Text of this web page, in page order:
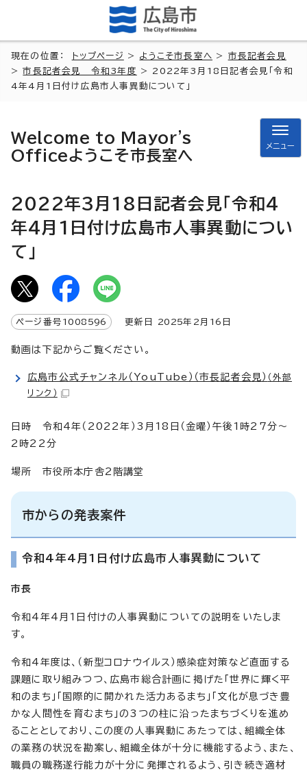
現在の位置： トップページ > ようこそ市長室へ > 市長記者会見
>市長記者会見 令和3年度
> 2022年3月18日記者会見「令和
4年4月1日付け広島市人事異動について」
Welcome to Mayor's
Officeようこそ市長室へ
メニュー
2022年3月18日記者会見「令和4
年4月1日付け広島市人事異動につい
て」
ページ番号 1008596 更新日 2025年2月 16 日
動画は下記からご覧ください。
広島市公式チャンネル（YouTube）（市長記者会見） （外部
リンク）
日時 令和4年（2022年）3月18日（金曜）午後1時27分～
2時22分
場所 市役所本庁舎2階講堂
市からの発表案件
令和4年4月1日付け広島市人事異動について
市長
令和4年4月1日付けの人事異動についての説明をいたしま
す。
令和4年度は、（新型コロナウイルス）感染症対策など直面する
課題に取り組みつつ、広島市総合計画に掲げた「世界に輝く平
和のまち」「国際的に開かれた活力あるまち」「文化が息づき豊
かな人間性を育むまち」の3つの柱に沿ったまちづくりを進め
ることとしており、この度の人事異動にあたっては、組織全体
の業務の状況を勘案し、組織全体が十分に機能するよう、また、
職員の職務遂行能力が十分に発揮されるよう、引き続き適材